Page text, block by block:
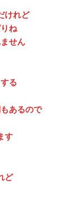
けれど
ね
せん
る
あるので
す
ど